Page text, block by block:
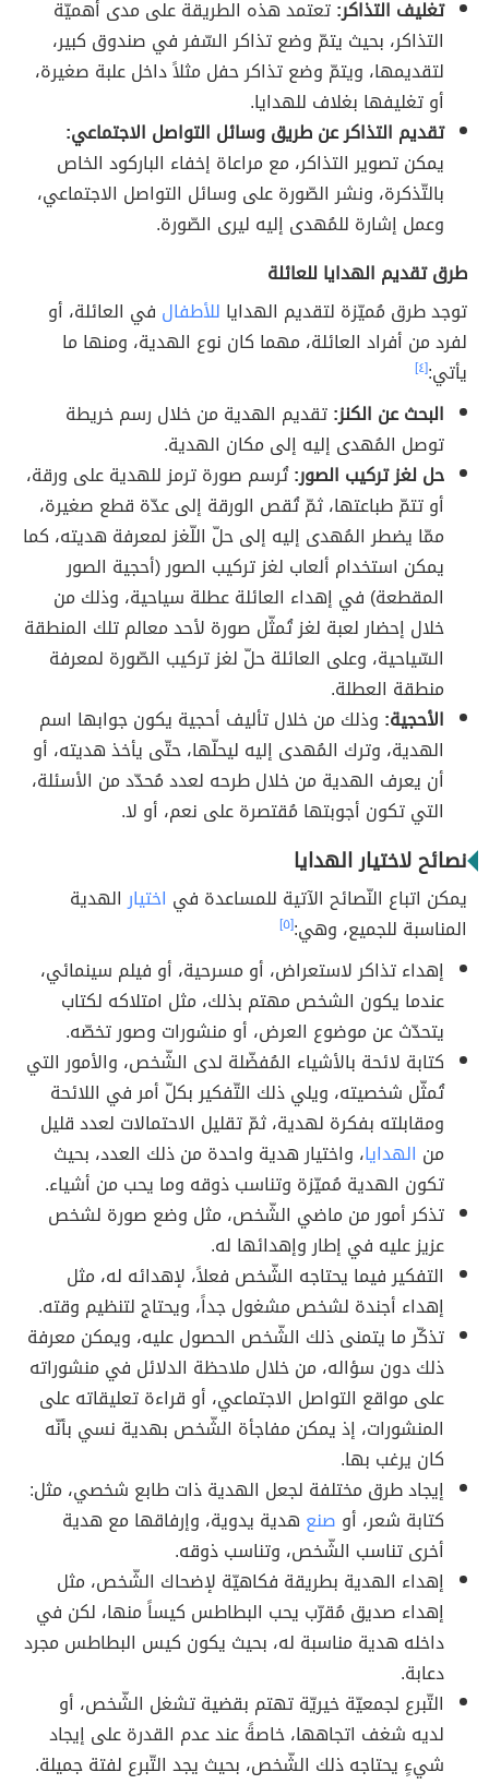
تغليف التذاكر:تعتمد هذه الطريقة على مدى أهميّة
التذاكر، بحيث يتمّ وضع تذاكر السّفر في صندوق كبير،
لتقديمها، ويتمّ وضع تذاكر حفل مثلاً داخل علبة صغيرة،
أو تغليفها بغلاف للهدايا.
تقديم التذاكر عن طريق وسائل التواصل الاجتماعي:
يمكن تصوير التذاكر، مع مراعاة إخفاء الباركود الخاص
بالتّذكرة، ونشر الصّورة على وسائل التواصل الاجتماعي،
وعمل إشارة للمُهدى إليه ليرى الصّورة.
طرق تقديم الهدايا للعائلة
توجد طرق مُميّزة لتقديم الهدايا للأطفال في العائلة، أو
لفرد من أفراد العائلة، مهما كان نوع الهدية، ومنها ما
يأتي:[٤]
البحث عن الكنز:تقديم الهدية من خلال رسم خريطة
توصل المُهدى إليه إلى مكان الهدية.
حل لغز تركيب الصور:تُرسم صورة ترمز للهدية على ورقة،
أو تتمّ طباعتها، ثمّ تُقص الورقة إلى عدّة قطع صغيرة،
ممّا يضطر المُهدى إليه إلى حلّ اللّغز لمعرفة هديته، كما
يمكن استخدام ألعاب لغز تركيب الصور (أحجية الصور
المقطعة) في إهداء العائلة عطلة سياحية، وذلك من
خلال إحضار لعبة لغز تُمثّل صورة لأحد معالم تلك المنطقة
السّياحية، وعلى العائلة حلّ لغز تركيب الصّورة لمعرفة
منطقة العطلة.
الأحجية: وذلك من خلال تأليف أحجية يكون جوابها اسم
الهدية، وترك المُهدى إليه ليحلّها، حتّى يأخذ هديته، أو
أن يعرف الهدية من خلال طرحه لعدد مُحدّد من الأسئلة،
التي تكون أجوبتها مُقتصرة على نعم، أو لا.
نصائح لاختيار الهدايا
يمكن اتباع النّصائح الآتية للمساعدة في اختيارالهدية
المناسبة للجميع، وهي:[٥]
إهداء تذاكر لاستعراض، أو مسرحية، أو فيلم سينمائي،
عندما يكون الشخص مهتم بذلك، مثل امتلاكه لكتاب
يتحدّث عن موضوع العرض، أو منشورات وصور تخصّه.
كتابة لائحة بالأشياء المُفضّلة لدى الشّخص، والأمور التي
تُمثّل شخصيته، ويلي ذلك التّفكير بكلّ أمر في اللائحة
ومقابلته بفكرة لهدية، ثمّ تقليل الاحتمالات لعدد قليل
من الهدايا، واختيار هدية واحدة من ذلك العدد، بحيث
تكون الهدية مُميّزة وتناسب ذوقه وما يحب من أشياء.
تذكر أمور من ماضي الشّخص، مثل وضع صورة لشخص
عزيز عليه في إطار وإهدائها له.
التفكير فيما يحتاجه الشّخص فعلاً، لإهدائه له، مثل
إهداء أجندة لشخص مشغول جداً، ويحتاج لتنظيم وقته.
تذكّر ما يتمنى ذلك الشّخص الحصول عليه، ويمكن معرفة
ذلك دون سؤاله، من خلال ملاحظة الدلائل في منشوراته
على مواقع التواصل الاجتماعي، أو قراءة تعليقاته على
المنشورات، إذ يمكن مفاجأة الشّخص بهدية نسي بأنّه
كان يرغب بها.
إيجاد طرق مختلفة لجعل الهدية ذات طابع شخصي، مثل:
كتابة شعر، أو صنع هدية يدوية، وإرفاقها مع هدية
أخرى تناسب الشّخص، وتناسب ذوقه.
إهداء الهدية بطريقة فكاهيّة لإضحاك الشّخص، مثل
إهداء صديق مُقرّب يحب البطاطس كيساً منها، لكن في
داخله هدية مناسبة له، بحيث يكون كيس البطاطس مجرد
دعابة.
التّبرع لجمعيّة خيريّة تهتم بقضية تشغل الشّخص، أو
لديه شغف اتجاهها، خاصةً عند عدم القدرة على إيجاد
شيءٍ يحتاجه ذلك الشّخص، بحيث يجد التّبرع لفتة جميلة.